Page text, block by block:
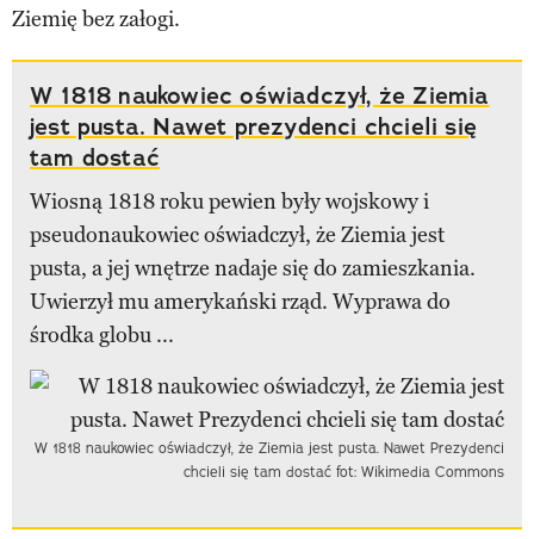
Ziemię bez załogi.
W 1818 naukowiec oświadczył, że Ziemia
jest pusta. Nawet prezydenci chcieli się
tam dostać
Wiosną 1818 roku pewien były wojskowy i
pseudonaukowiec oświadczył, że Ziemia jest
pusta, a jej wnętrze nadaje się do zamieszkania.
Uwierzył mu amerykański rząd. Wyprawa do
środka globu ...
W 1818 naukowiec oświadczył, że Ziemia jest pusta. Nawet Prezydenci
chcieli się tam dostać fot: Wikimedia Commons